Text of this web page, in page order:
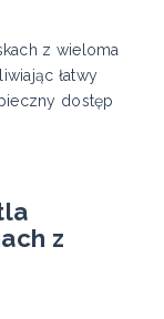
z wieloma
łatwy
dostęp
z